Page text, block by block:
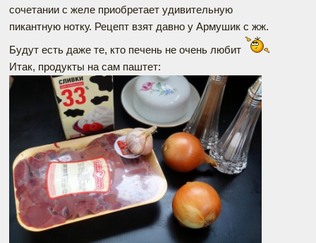
сочетании с желе приобретает удивительную
пикантную нотку. Рецепт взят давно у Армушик с жж.
Будут есть даже те, кто печень не очень любит
Итак, продукты на сам паштет: